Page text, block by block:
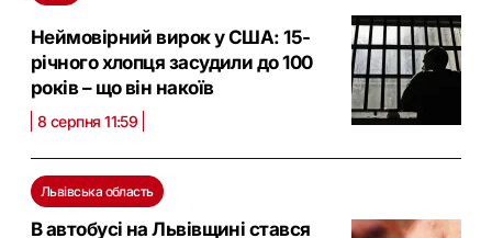
Неймовірний вирок у США: 15-
річного хлопця засудили до 100
років – що він накоїв
8 серпня 11:59
Львівська область
В автобусі на Львівщині стався